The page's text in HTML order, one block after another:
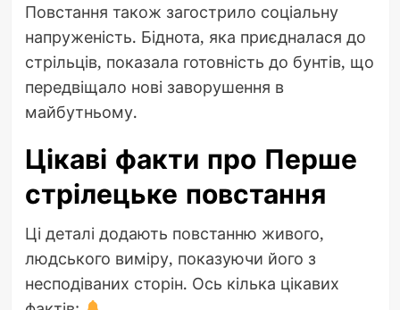
Повстання також загострило соціальну
напруженість. Біднота, яка приєдналася до
стрільців, показала готовність до бунтів, що
передвіщало нові заворушення в
майбутньому.
Цікаві факти про Перше
стрілецьке повстання
Ці деталі додають повстанню живого,
людського виміру, показуючи його з
несподіваних сторін. Ось кілька цікавих